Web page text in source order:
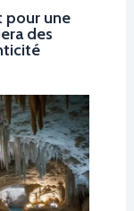
pour une
des